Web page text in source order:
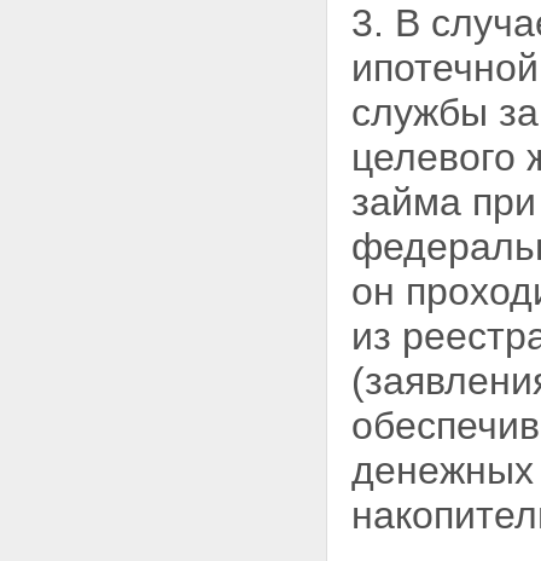
3. В
службы
целевого
займа
он
из
денежных